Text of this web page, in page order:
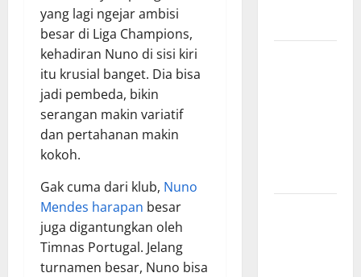
yang lagi ngejar ambisi
besar di Liga Champions,
kehadiran Nuno di sisi kiri
itu krusial banget. Dia bisa
jadi pembeda, bikin
serangan makin variatif
dan pertahanan makin
kokoh.
Gak cuma dari klub, Nuno
Mendes harapan besar
juga digantungkan oleh
Timnas Portugal. Jelang
turnamen besar, Nuno bisa